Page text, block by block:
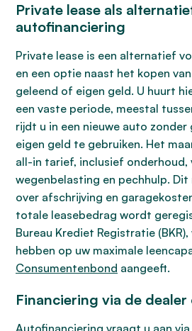
Private lease als
autofinanciering
Private lease is een alternatief
en een optie naast het kopen
geleend of eigen geld. U huurt
een vaste periode, meestal
rijdt u in een nieuwe auto
eigen geld te gebruiken. Het
all-in tarief, inclusief onderhoud,
wegenbelasting en pechhulp.
over afschrijving en
totale leasebedrag wordt
Bureau Krediet Registratie
hebben op uw maximale
Consumentenbond aangeeft.
Financiering via de dealer
Autofinanciering vraagt u aan